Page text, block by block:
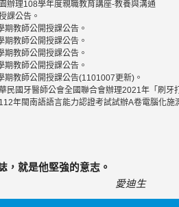
辦理108學年度親職教育講座-教養與溝通
課公告。
期教師公開授課公告。
期教師公開授課公告。
期教師公開授課公告。
期教師公開授課公告。
期教師公開授課公告(1101007更新)。
民國牙醫師公會全國聯合會辦理2021年「刷牙
年閩南語語言能力認證考試試辦A卷電腦化
，就是他堅強的意志。
愛迪生